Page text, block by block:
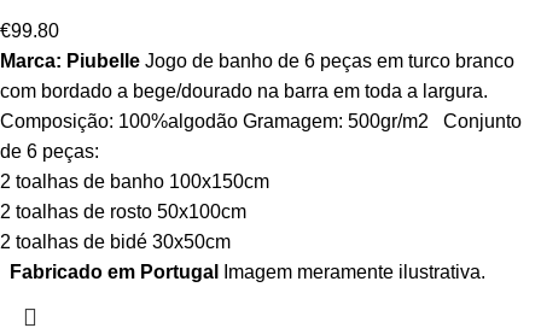
€99.80
Marca: Piubelle Jogo de banho de 6 peças em turco branco
com bordado a bege/dourado na barra em toda a largura.
Composição: 100%algodão Gramagem: 500gr/m2 Conjunto
de 6 peças:
2 toalhas de banho 100x150cm
2 toalhas de rosto 50x100cm
2 toalhas de bidé 30x50cm
Fabricado em Portugal
Imagem meramente ilustrativa.